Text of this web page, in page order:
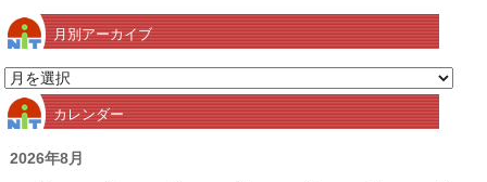
月別アーカイブ
月
別
ア
ー
カレンダー
2026年8月